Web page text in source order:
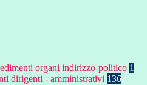
organi indirizzo-politico 1
dirigenti - amministrativi 136